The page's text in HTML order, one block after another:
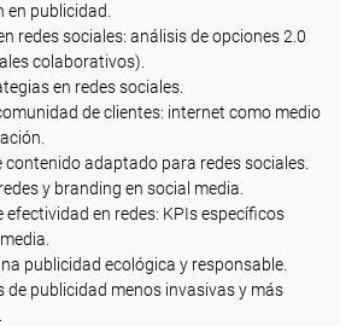
publicidad.
redes sociales: análisis de opciones 2.0
colaborativos).
en redes sociales.
de clientes: internet como medio
contenido adaptado para redes sociales.
y branding en social media.
efectividad en redes: KPIs específicos
publicidad ecológica y responsable.
de publicidad menos invasivas y más